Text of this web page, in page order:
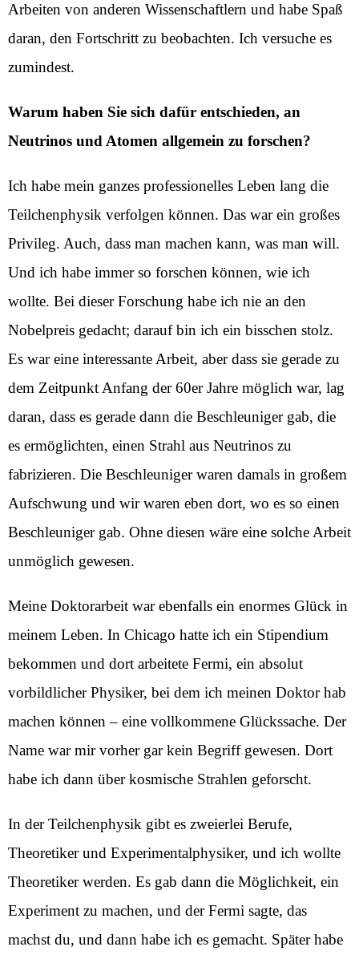
Arbeiten von anderen Wissenschaftlern und habe Spaß
daran, den Fortschritt zu beobachten. Ich versuche es
zumindest.
Warum haben Sie sich dafür entschieden, an
Neutrinos und Atomen allgemein zu forschen?
Ich habe mein ganzes professionelles Leben lang die
Teilchenphysik verfolgen können. Das war ein großes
Privileg. Auch, dass man machen kann, was man will.
Und ich habe immer so forschen können, wie ich
wollte. Bei dieser Forschung habe ich nie an den
Nobelpreis gedacht; darauf bin ich ein bisschen stolz.
Es war eine interessante Arbeit, aber dass sie gerade zu
dem Zeitpunkt Anfang der 60er Jahre möglich war, lag
daran, dass es gerade dann die Beschleuniger gab, die
es ermöglichten, einen Strahl aus Neutrinos zu
fabrizieren. Die Beschleuniger waren damals in großem
Aufschwung und wir waren eben dort, wo es so einen
Beschleuniger gab. Ohne diesen wäre eine solche Arbeit
unmöglich gewesen.
Meine Doktorarbeit war ebenfalls ein enormes Glück in
meinem Leben. In Chicago hatte ich ein Stipendium
bekommen und dort arbeitete Fermi, ein absolut
vorbildlicher Physiker, bei dem ich meinen Doktor hab
machen können – eine vollkommene Glückssache. Der
Name war mir vorher gar kein Begriff gewesen. Dort
habe ich dann über kosmische Strahlen geforscht.
In der Teilchenphysik gibt es zweierlei Berufe,
Theoretiker und Experimentalphysiker, und ich wollte
Theoretiker werden. Es gab dann die Möglichkeit, ein
Experiment zu machen, und der Fermi sagte, das
machst du, und dann habe ich es gemacht. Später habe